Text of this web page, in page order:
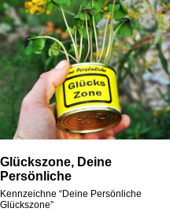
Glückszone, Deine
Persönliche
Kennzeichne “Deine Persönliche
Glückszone”